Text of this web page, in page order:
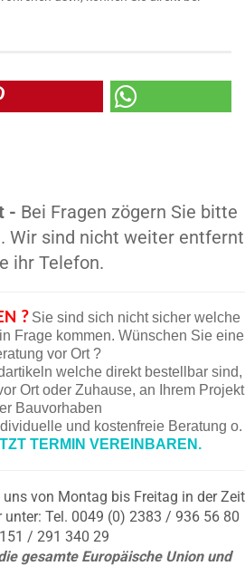
- Bei Fragen zögern Sie bitte
Wir sind nicht weiter entfernt
ihr Telefon.
? Sie sind sich nicht sicher welche
Frage kommen. Wünschen Sie eine
vor Ort ?
welche direkt bestellbar sind,
Ort oder Zuhause, an Ihrem Projekt
Bauvorhaben
und kostenfreie Beratung o.
TERMIN VEREINBAREN.
von Montag bis Freitag in der Zeit
Tel. 0049 (0) 2383 / 936 56 80
/ 291 340 29
gesamte Europäische Union und